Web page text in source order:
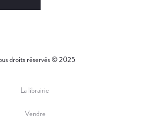
droits réservés © 2025
La librairie
Vendre